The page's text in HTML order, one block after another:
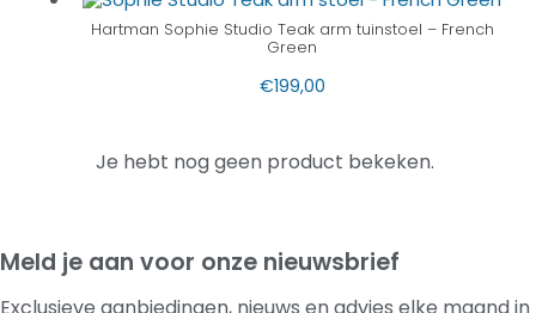
Hartman Sophie Studio Teak arm tuinstoel – French
Green
€199,00
Je hebt nog geen product bekeken.
Meld je aan voor onze nieuwsbrief